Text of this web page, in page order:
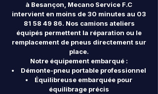
à Besançon, Mecano Service F.C
intervient en moins de 30 minutes au 03
81 58 49 86. Nos camions ateliers
équipés permettent la réparation ou le
remplacement de pneus directement sur
place.
Notre équipement embarqué :
Démonte-pneu portable professionnel
Équilibreuse embarquée pour
équilibrage précis